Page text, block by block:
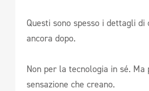
Questi sono spesso i dettagli di
ancora dopo.
Non per la tecnologia in sé. Ma
sensazione che creano.